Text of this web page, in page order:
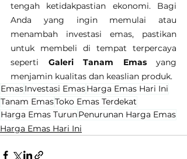
tengah ketidakpastian ekonomi. Bagi
Anda yang ingin memulai atau
menambah investasi emas, pastikan
untuk membeli di tempat terpercaya
seperti Galeri Tanam Emas yang
menjamin kualitas dan keaslian produk.
EmasInvestasi EmasHarga Emas Hari Ini
Tanam EmasToko Emas Terdekat
Harga Emas TurunPenurunan Harga Emas
Harga Emas Hari Ini